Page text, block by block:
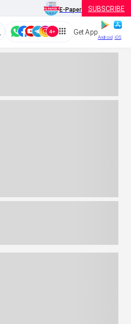
E-Paper SUBSCRIBE
Get App
Android iOS